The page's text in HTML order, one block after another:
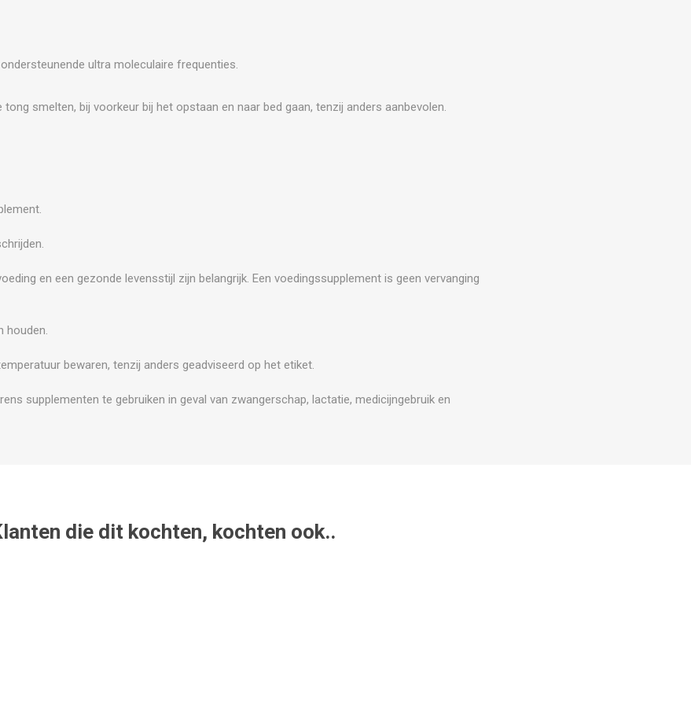
ultra moleculaire frequenties.
smelten, bij voorkeur bij het opstaan en naar bed gaan, tenzij anders aanbevolen.
en een gezonde levensstijl zijn belangrijk. Een voedingssupplement is geen vervanging
houden.
bewaren, tenzij anders geadviseerd op het etiket.
supplementen te gebruiken in geval van zwangerschap, lactatie, medicijngebruik en
die dit kochten, kochten ook..